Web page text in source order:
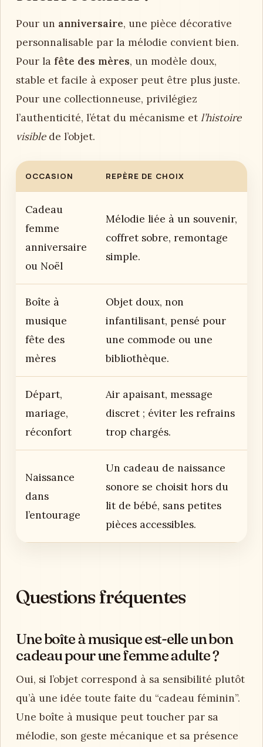
Pour un anniversaire, une pièce décorative
personnalisable par la mélodie convient bien.
Pour la fête des mères, un modèle doux,
stable et facile à exposer peut être plus juste.
Pour une collectionneuse, privilégiez
l’authenticité, l’état du mécanisme et l’histoire
visiblede l’objet.
OCCASION REPÈRE DE CHOIX
Cadeau
femme
anniversaire
ou Noël
Mélodie liée à un souvenir,
coffret sobre, remontage
simple.
Boîte à
musique
fête des
mères
Objet doux, non
infantilisant, pensé pour
une commode ou une
bibliothèque.
Départ,
mariage,
réconfort
Air apaisant, message
discret ; éviter les refrains
trop chargés.
Naissance
dans
l’entourage
Un cadeau de naissance
sonore se choisit hors du
lit de bébé, sans petites
pièces accessibles.
Questions fréquentes
Une boîte à musique est-elle un bon
cadeau pour une femme adulte ?
Oui, si l’objet correspond à sa sensibilité plutôt
qu’à une idée toute faite du “cadeau féminin”.
Une boîte à musique peut toucher par sa
mélodie, son geste mécanique et sa présence